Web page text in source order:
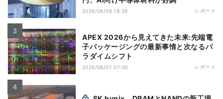
2026/08/06 18:26 レポート
APEX 2026から見えてきた未来:先端電
子パッケージングの最新事情と次なるパ
ラダイムシフト
2026/08/07 07:00 レポート